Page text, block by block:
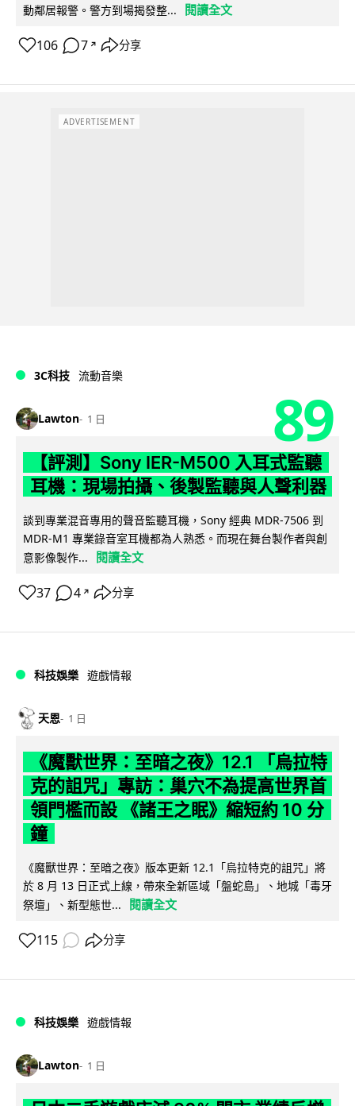
動鄰居報警。警方到場揭發整...
閱讀全文
106 7 ↗ 分享
ADVERTISEMENT
3C科技 流動音樂
Lawton 1 日 89
【評測】Sony IER-M500 入耳式監聽
耳機：現場拍攝、後製監聽與人聲利器
談到專業混音專用的聲音監聽耳機，Sony 經典 MDR-7506 到
MDR-M1 專業錄音室耳機都為人熟悉。而現在舞台製作者與創
意影像製作...
閱讀全文
37 4 ↗ 分享
科技娛樂 遊戲情報
天恩 1 日
《魔獸世界：至暗之夜》12.1 「烏拉特
克的詛咒」專訪：巢穴不為提高世界首
領門檻而設 《諸王之眠》縮短約 10 分
鐘
《魔獸世界：至暗之夜》版本更新 12.1「烏拉特克的詛咒」將
於 8 月 13 日正式上線，帶來全新區域「盤蛇島」、地城「毒牙
祭壇」、新型態世...
閱讀全文
115 分享
科技娛樂 遊戲情報
Lawton 1 日